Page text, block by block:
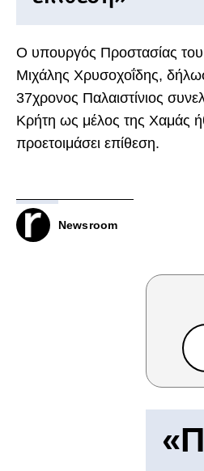
Ο υπουργός Προστασίας του
Μιχάλης Χρυσοχοΐδης,
37χρονος Παλαιστίνιος
Κρήτη ως μέλος της Χαμάς
προετοιμάσει επίθεση.
Newsroom
«Π